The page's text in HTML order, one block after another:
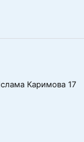
Каримова 17